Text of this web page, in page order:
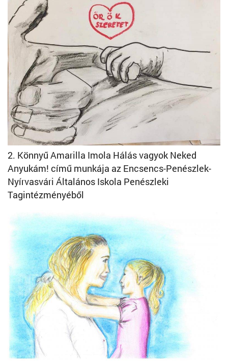
2. Könnyű Amarilla Imola Hálás vagyok Neked
Anyukám! című munkája az Encsencs-Penészlek-
Nyírvasvári Általános Iskola Penészleki
Tagintézményéből